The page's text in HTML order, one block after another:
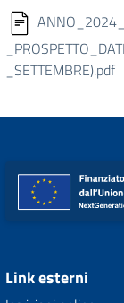
_SETTEMBRE).pdf
Link esterni